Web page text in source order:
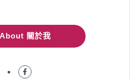
About 關於我